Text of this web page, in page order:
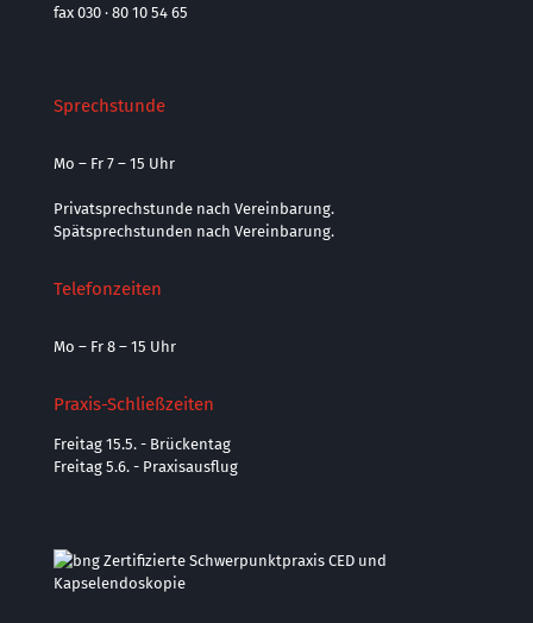
fax 030 · 80 10 54 65
Sprechstunde
Mo – Fr 7 – 15 Uhr
Privatsprechstunde nach Vereinbarung.
Spätsprechstunden nach Vereinbarung.
Telefonzeiten
Mo – Fr 8 – 15 Uhr
Praxis-Schließzeiten
Freitag 15.5. - Brückentag
Freitag 5.6. - Praxisausflug